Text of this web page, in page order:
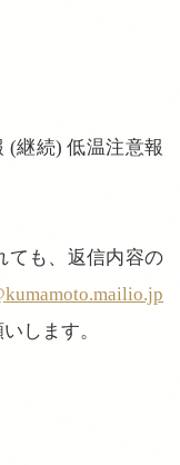
(継続) 低温注意報
も、返信内容の
します。